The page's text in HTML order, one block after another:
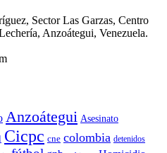
Sector Las Garzas, Centro
Anzoátegui, Venezuela.
Anzoátegui Asesinato
Cicpc cne colombia detenidos